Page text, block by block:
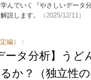
んでいく『やさしいデータ
説します。
（2025/12/11）
編）：
ータ分析】う
か？（独立性